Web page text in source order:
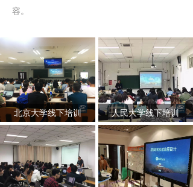
容。
北京大学线下培训 人民大学线下培训